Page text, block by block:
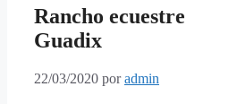
Rancho ecuestre
Guadix
22/03/2020 poradmin